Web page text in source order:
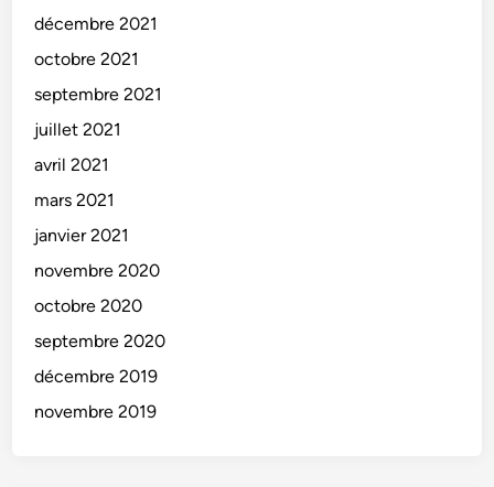
décembre 2021
octobre 2021
septembre 2021
juillet 2021
avril 2021
mars 2021
janvier 2021
novembre 2020
octobre 2020
septembre 2020
décembre 2019
novembre 2019